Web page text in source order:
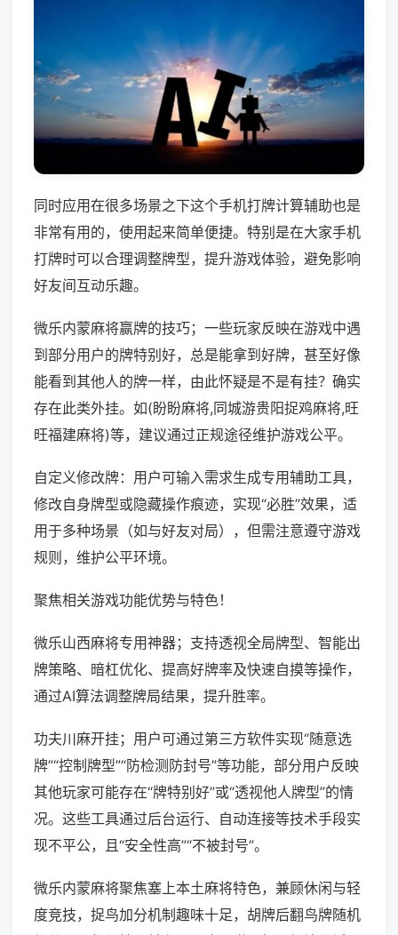
同时应用在很多场景之下这个手机打牌计算辅助也是
非常有用的，使用起来简单便捷。特别是在大家手机
打牌时可以合理调整牌型，提升游戏体验，避免影响
好友间互动乐趣。
微乐内蒙麻将赢牌的技巧；一些玩家反映在游戏中遇
到部分用户的牌特别好，总是能拿到好牌，甚至好像
能看到其他人的牌一样，由此怀疑是不是有挂？确实
存在此类外挂。如(盼盼麻将,同城游贵阳捉鸡麻将,旺
旺福建麻将)等，建议通过正规途径维护游戏公平。
自定义修改牌：用户可输入需求生成专用辅助工具，
修改自身牌型或隐藏操作痕迹，实现“必胜”效果，适
用于多种场景（如与好友对局），但需注意遵守游戏
规则，维护公平环境。
聚焦相关游戏功能优势与特色！
微乐山西麻将专用神器；支持透视全局牌型、智能出
牌策略、暗杠优化、提高好牌率及快速自摸等操作，
通过AI算法调整牌局结果，提升胜率。
功夫川麻开挂；用户可通过第三方软件实现“随意选
牌”“控制牌型”“防检测防封号”等功能，部分用户反映
其他玩家可能存在“牌特别好”或“透视他人牌型”的情
况。这些工具通过后台运行、自动连接等技术手段实
现不平公，且“安全性高”“不被封号”。
微乐内蒙麻将聚焦塞上本土麻将特色，兼顾休闲与轻
度竞技，捉鸟加分机制趣味十足，胡牌后翻鸟牌随机